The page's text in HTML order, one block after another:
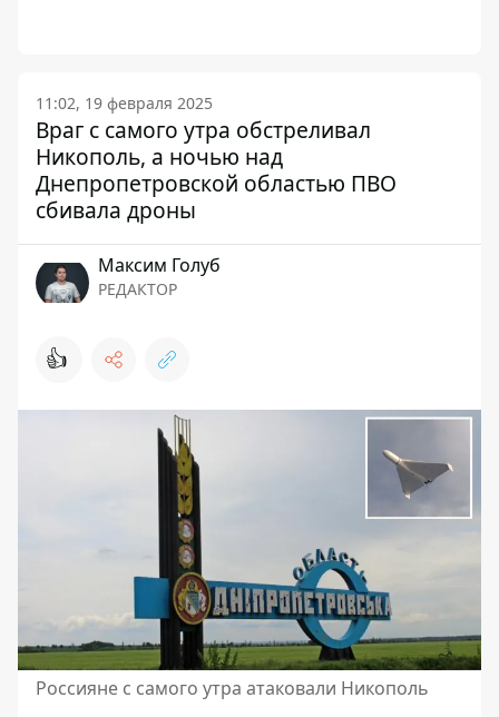
11:02, 19 февраля 2025
Враг с самого утра обстреливал
Никополь, а ночью над
Днепропетровской областью ПВО
сбивала дроны
Максим Голуб
РЕДАКТОР
👍
Россияне с самого утра атаковали Никополь